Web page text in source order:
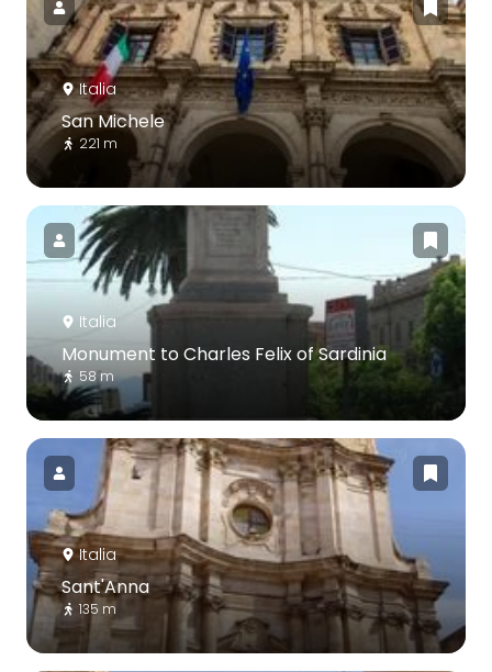
Italia
San Michele
221 m
Italia
Monument to Charles Felix of Sardinia
58 m
Italia
Sant'Anna
135 m